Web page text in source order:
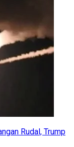
Rudal, Trump